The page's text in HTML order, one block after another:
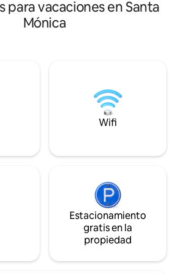
Estudio en el
inteligente,
pequeño y café/
fregadero en la cocina
autobús SM
Mínimo 3 noches
para vacaciones en Santa
Mónica
Wifi
Estacionamiento
gratis en la
propiedad